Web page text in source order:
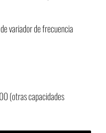
variador de frecuencia
(otras capacidades